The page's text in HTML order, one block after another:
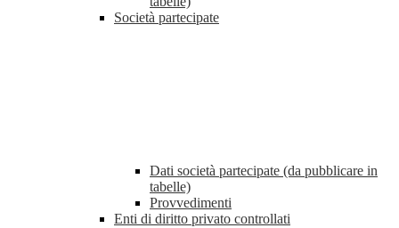
Società partecipate
Dati società partecipate (da pubblicare in
tabelle)
Provvedimenti
Enti di diritto privato controllati